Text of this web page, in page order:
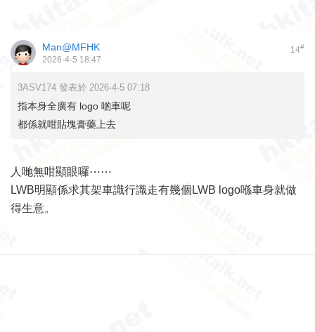
14#
Man@MFHK
2026-4-5 18:47
3ASV174 發表於 2026-4-5 07:18
指本身全廣有 logo 啲車呢
都係就咁貼塊膏藥上去
人哋無咁顯眼囉⋯⋯
LWB明顯係求其架車識行識走有幾個LWB logo喺車身就做
得生意。